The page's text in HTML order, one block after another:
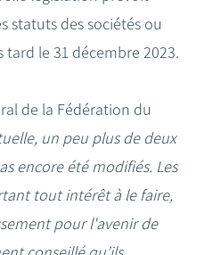
statuts des sociétés ou
tard le 31 décembre 2023.
de la Fédération du
un peu plus de deux
encore été modifiés. Les
tout intérêt à le faire,
pour l'avenir de